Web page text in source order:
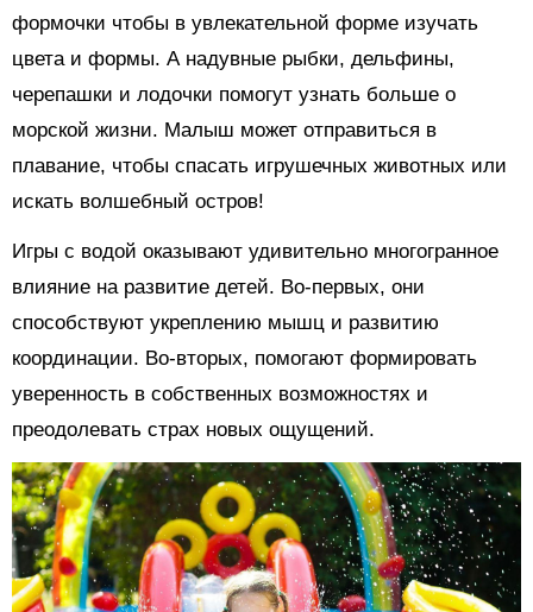
формочки чтобы в увлекательной форме изучать
цвета и формы. А надувные рыбки, дельфины,
черепашки и лодочки помогут узнать больше о
морской жизни. Малыш может отправиться в
плавание, чтобы спасать игрушечных животных или
искать волшебный остров!
Игры с водой оказывают удивительно многогранное
влияние на развитие детей. Во-первых, они
способствуют укреплению мышц и развитию
координации. Во-вторых, помогают формировать
уверенность в собственных возможностях и
преодолевать страх новых ощущений.